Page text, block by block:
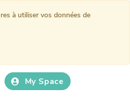
My Space
à utiliser vos données de